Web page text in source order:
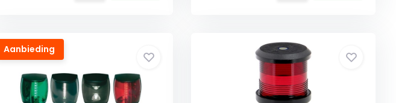
Aanbieding